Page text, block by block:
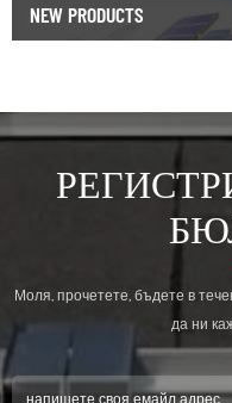
NEW PRODUCTS
Моля, прочетете, бъдете в
да ни